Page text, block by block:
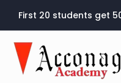
First 20 students get